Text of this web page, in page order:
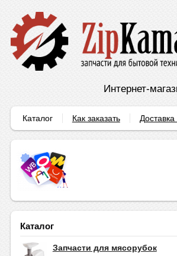
Интернет-
Каталог Как заказать
Каталог
Запчасти для мясорубок